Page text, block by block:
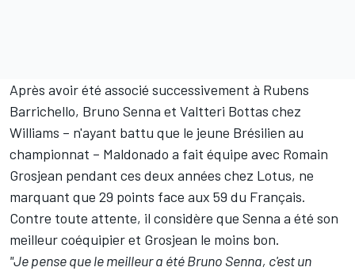
Après avoir été associé successivement à Rubens
Barrichello, Bruno Senna et Valtteri Bottas chez
Williams – n'ayant battu que le jeune Brésilien au
championnat – Maldonado a fait équipe avec Romain
Grosjean pendant ces deux années chez Lotus, ne
marquant que 29 points face aux 59 du Français.
Contre toute attente, il considère que Senna a été son
meilleur coéquipier et Grosjean le moins bon.
"Je pense que le meilleur a été Bruno Senna, c'est un